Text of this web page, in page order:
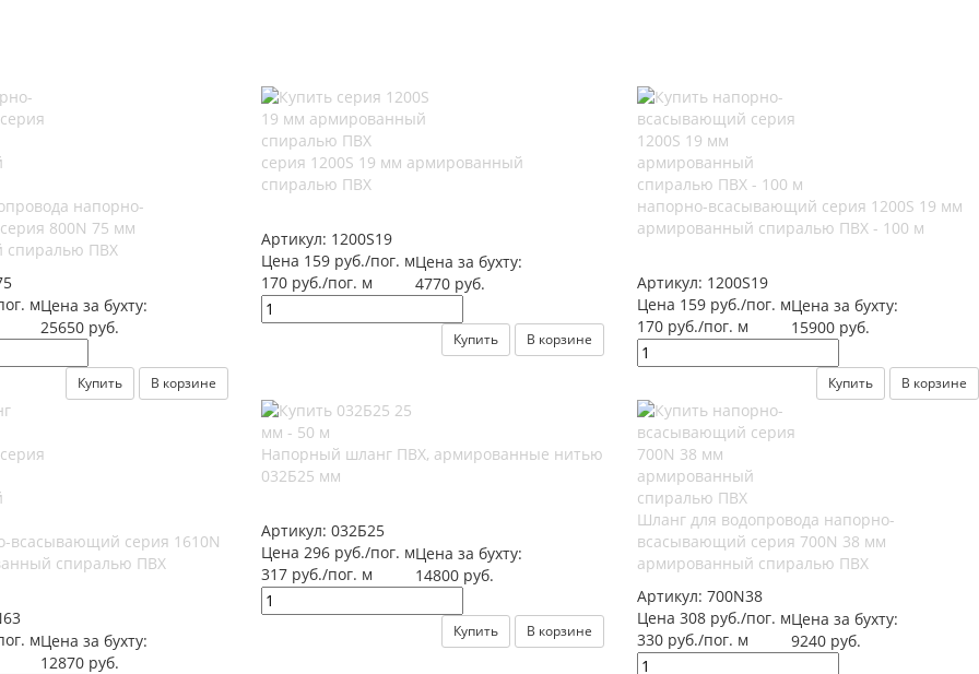
напорно-
800N 75 мм
спиралью ПВХ
мЦена за бухту:
25650 руб.
Купить В корзине
серия 1200S 19 мм армированный
спиралью ПВХ
Артикул: 1200S19
Цена 159 руб./пог. м
170 руб./пог. м
Цена за бухту:
4770 руб.
Купить В корзине
напорно-всасывающий серия 1200S 19 мм
армированный спиралью ПВХ - 100 м
Артикул: 1200S19
Цена 159 руб./пог. м
170 руб./пог. м
Цена за бухту:
15900 руб.
Купить В корзине
всасывающий серия 1610N
спиралью ПВХ
мЦена за бухту:
12870 руб.
Напорный шланг ПВХ, армированные нитью
032Б25 мм
Артикул: 032Б25
Цена 296 руб./пог. м
317 руб./пог. м
Цена за бухту:
14800 руб.
Купить В корзине
Шланг для водопровода напорно-
всасывающий серия 700N 38 мм
армированный спиралью ПВХ
Артикул: 700N38
Цена 308 руб./пог. м
330 руб./пог. м
Цена за бухту:
9240 руб.